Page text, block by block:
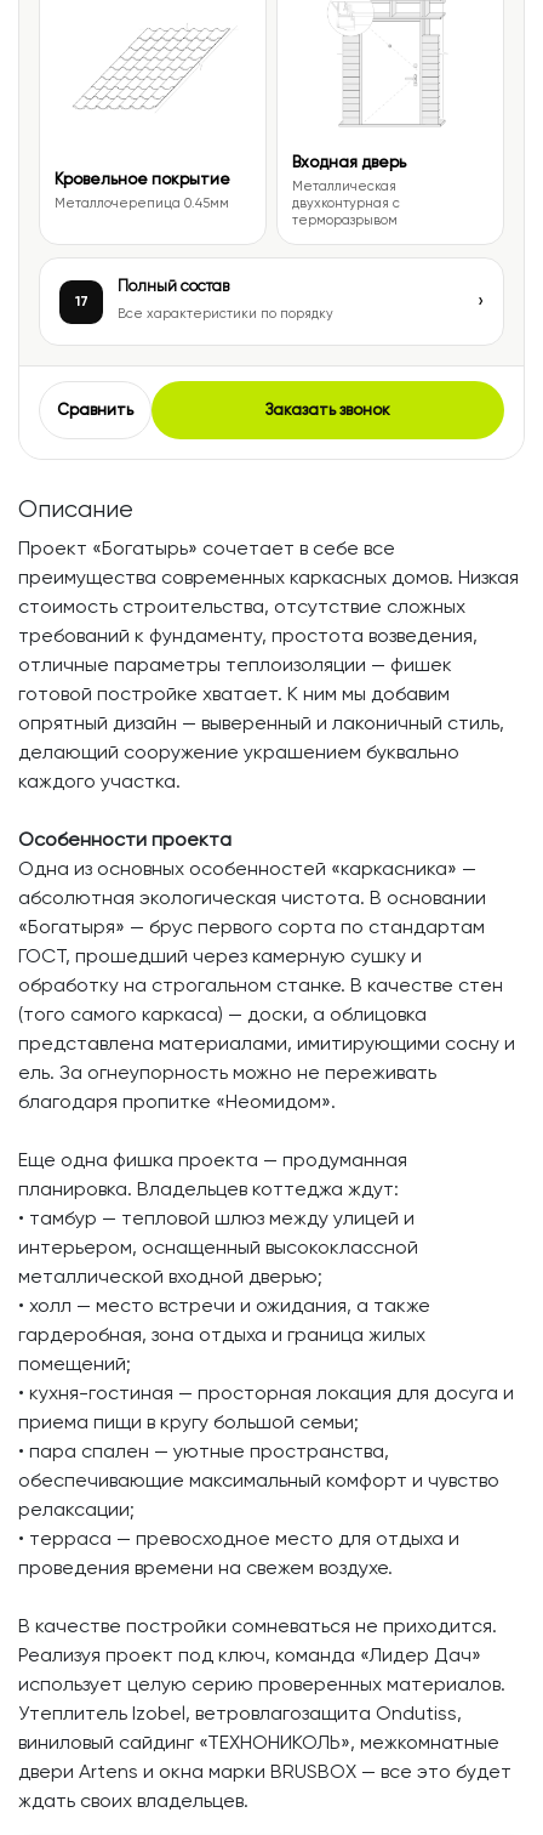
Кровельное покрытие
Металлочерепица 0.45мм
Входная дверь
Металлическая
двухконтурная с
терморазрывом
17
Полный состав
Все характеристики по порядку
›
Сравнить Заказать звонок
Описание
Проект «Богатырь» сочетает в себе все
преимущества современных каркасных домов. Низкая
стоимость строительства, отсутствие сложных
требований к фундаменту, простота возведения,
отличные параметры теплоизоляции — фишек
готовой постройке хватает. К ним мы добавим
опрятный дизайн — выверенный и лаконичный стиль,
делающий сооружение украшением буквально
каждого участка.
Особенности проекта
Одна из основных особенностей «каркасника» —
абсолютная экологическая чистота. В основании
«Богатыря» — брус первого сорта по стандартам
ГОСТ, прошедший через камерную сушку и
обработку на строгальном станке. В качестве стен
(того самого каркаса) — доски, а облицовка
представлена материалами, имитирующими сосну и
ель. За огнеупорность можно не переживать
благодаря пропитке «Неомидом».
Еще одна фишка проекта — продуманная
планировка. Владельцев коттеджа ждут:
• тамбур — тепловой шлюз между улицей и
интерьером, оснащенный высококлассной
металлической входной дверью;
• холл — место встречи и ожидания, а также
гардеробная, зона отдыха и граница жилых
помещений;
• кухня-гостиная — просторная локация для досуга и
приема пищи в кругу большой семьи;
• пара спален — уютные пространства,
обеспечивающие максимальный комфорт и чувство
релаксации;
• терраса — превосходное место для отдыха и
проведения времени на свежем воздухе.
В качестве постройки сомневаться не приходится.
Реализуя проект под ключ, команда «Лидер Дач»
использует целую серию проверенных материалов.
Утеплитель Izobel, ветровлагозащита Ondutiss,
виниловый сайдинг «ТЕХНОНИКОЛЬ», межкомнатные
двери Artens и окна марки BRUSBOX — все это будет
ждать своих владельцев.